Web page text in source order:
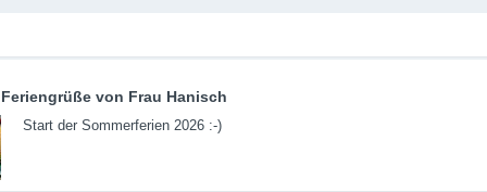
Feriengrüße von Frau Hanisch
Start der Sommerferien 2026 :-)